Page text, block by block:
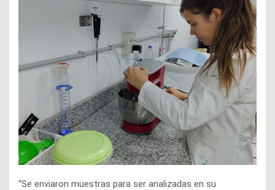
“Se enviaron muestras para ser analizadas en su